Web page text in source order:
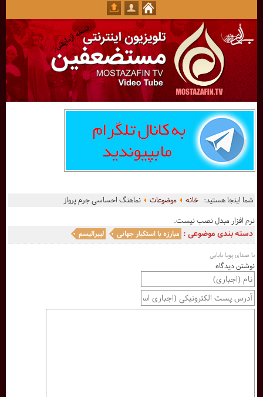
شما اینجا هستید:خانه موضوعات
نماهنگ احساسی جرم پرواز
نرم افزار مبدل نصب نیست.
دسته بندی موضوعی : مبارزه با استکبار جهانی لیبرالیسم
با صدای پویا بابایی
نوشتن دیدگاه